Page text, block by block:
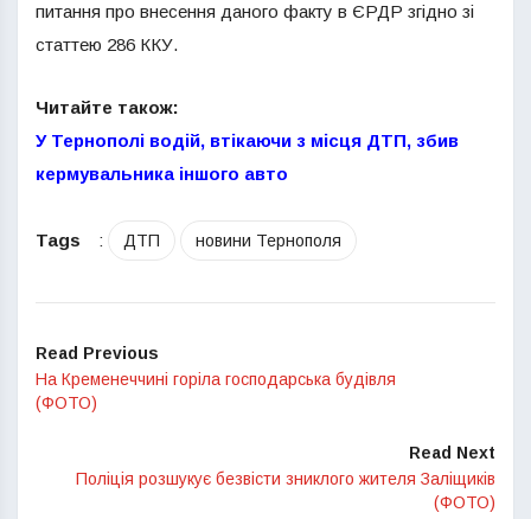
питання про внесення даного факту в ЄРДР згідно зі
статтею 286 ККУ.
Читайте також:
У Тернополі водій, втікаючи з місця ДТП, збив
кермувальника іншого авто
Tags : ДТП новини Тернополя
Read Previous
На Кременеччині горіла господарська будівля
(ФОТО)
Read Next
Поліція розшукує безвісти зниклого жителя Заліщиків
(ФОТО)